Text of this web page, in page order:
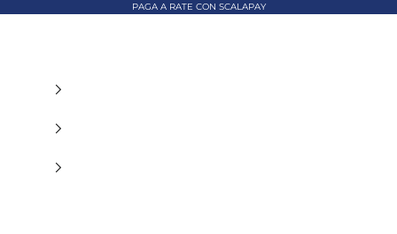
PAGA A RATE CON SCALAPAY